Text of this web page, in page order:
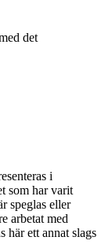
i
som har varit
speglas eller
arbetat med
här ett annat slags